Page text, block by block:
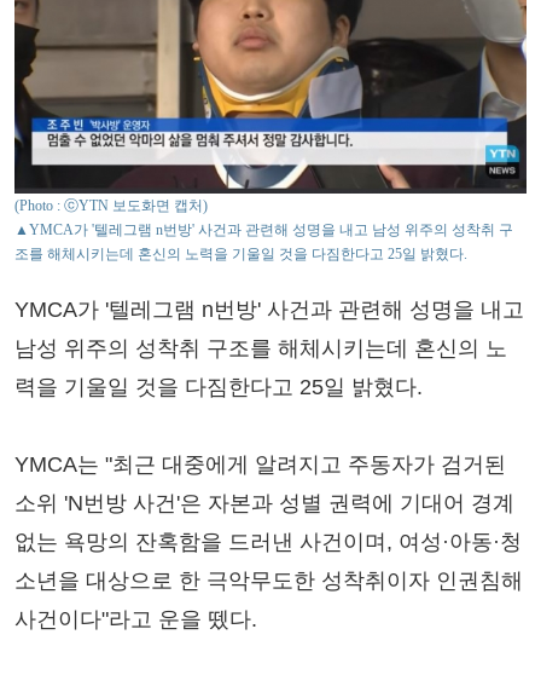
(Photo : ⓒYTN 보도화면 캡처)
▲YMCA가 '텔레그램 n번방' 사건과 관련해 성명을 내고 남성 위주의 성착취 구
조를 해체시키는데 혼신의 노력을 기울일 것을 다짐한다고 25일 밝혔다.
YMCA가 '텔레그램 n번방' 사건과 관련해 성명을 내고
남성 위주의 성착취 구조를 해체시키는데 혼신의 노
력을 기울일 것을 다짐한다고 25일 밝혔다.
YMCA는 "최근 대중에게 알려지고 주동자가 검거된
소위 'N번방 사건'은 자본과 성별 권력에 기대어 경계
없는 욕망의 잔혹함을 드러낸 사건이며, 여성·아동·청
소년을 대상으로 한 극악무도한 성착취이자 인권침해
사건이다"라고 운을 뗐다.